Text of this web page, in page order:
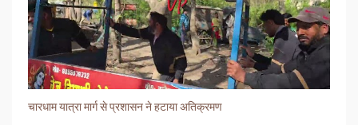
चारधाम यात्रा मार्ग से प्रशासन ने हटाया अतिक्रमण